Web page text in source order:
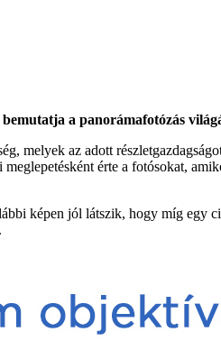
a panorámafotózás
melyek az adott
érte a fotósokat,
képen jól látszik, hogy míg egy